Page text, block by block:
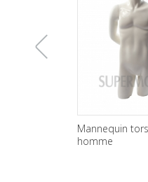
Mannequin torse moitié